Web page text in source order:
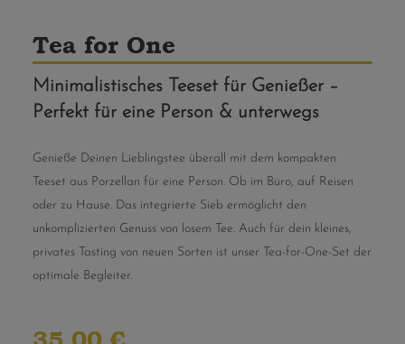
Tea for One
Minimalistisches Teeset für Genießer –
Perfekt für eine Person & unterwegs
Genieße Deinen Lieblingstee überall mit dem kompakten
Teeset aus Porzellan für eine Person. Ob im Büro, auf Reisen
oder zu Hause. Das integrierte Sieb ermöglicht den
unkomplizierten Genuss von losem Tee. Auch für dein kleines,
privates Tasting von neuen Sorten ist unser Tea-for-One-Set der
optimale Begleiter.